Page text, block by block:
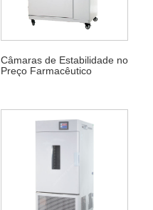
Câmaras de Estabilidade no
Preço Farmacêutico